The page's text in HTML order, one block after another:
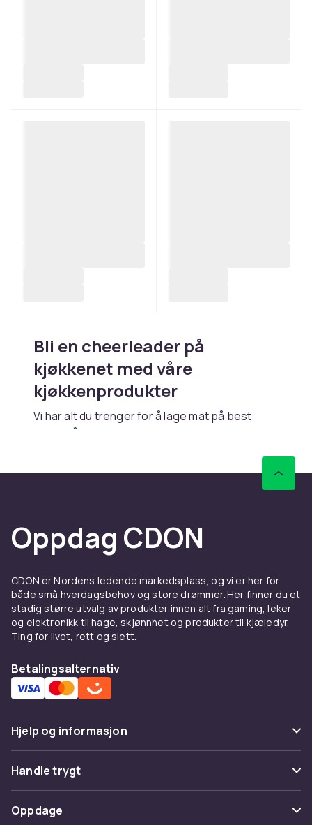
Bli en cheerleader på
kjøkkenet med våre
kjøkkenprodukter
Vi har alt du trenger for å lage mat på best
mulig måte. Dette inkluderer alt fra
som et kjøkkentermometer kan gjøre
matlagingen enklere og morsommere.
Dekk et fint bord hjemme med
vakkert servise
Hos CDON finner du ikke bare alt til kjøkkenet
og husholdningen, men også til borddekking.
Med en vakker borddekking blir måltidet enda
koseligere og mer hjemmekoselig. Vi har både
mønstret og ensfarget servise, slik at du kan
velge det som passer best til din stil. Velg et
ensartet sett eller match og miks forskjellige
serveringsskåler som er fine å vise frem på
bordet.
Oppdag CDON
CDON er Nordens ledende markedsplass, og vi er her for
både små hverdagsbehov og store drømmer. Her finner du et
stadig større utvalg av produkter innen alt fra gaming, leker
og elektronikk til hage, skjønnhet og produkter til kjæledyr.
Ting for livet, rett og slett.
Betalingsalternativ
Hjelp og informasjon
Vanlige spørsmål
Spor pakke
Angre & returner her
Handle trygt
Betaling
Oppdage